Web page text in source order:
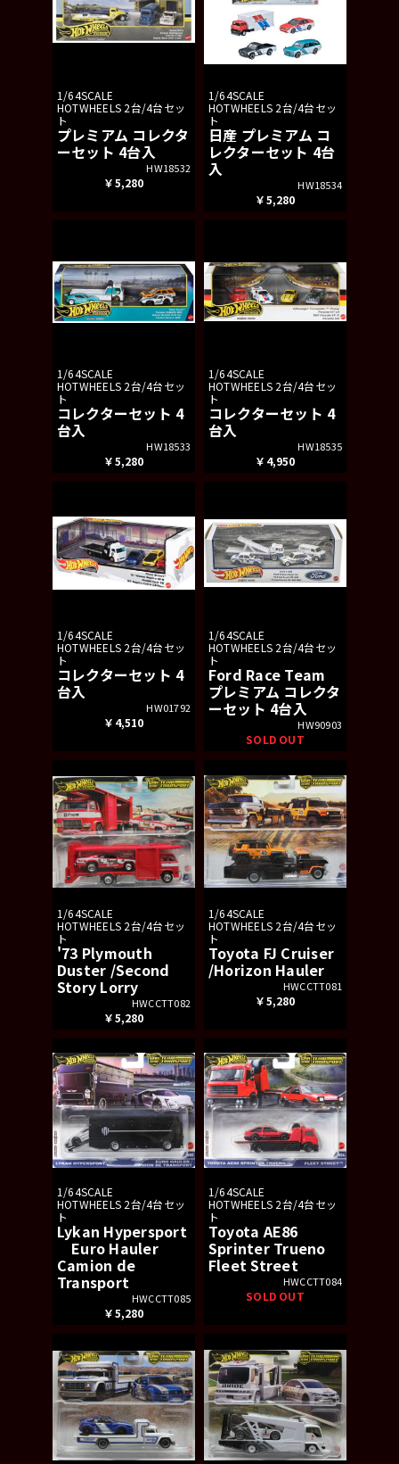
1/64SCALE
HOTWHEELS 2台/4台セッ
ト
プレミアム コレクタ
ーセット 4台入
HW18532
￥5,280
1/64SCALE
HOTWHEELS 2台/4台セッ
ト
日産 プレミアム コ
レクターセット 4台
入
HW18534
￥5,280
1/64SCALE
HOTWHEELS 2台/4台セッ
ト
コレクターセット 4
台入
HW18533
￥5,280
1/64SCALE
HOTWHEELS 2台/4台セッ
ト
コレクターセット 4
台入
HW18535
￥4,950
1/64SCALE
HOTWHEELS 2台/4台セッ
ト
コレクターセット 4
台入
HW01792
￥4,510
1/64SCALE
HOTWHEELS 2台/4台セッ
ト
Ford Race Team
プレミアム コレクタ
ーセット 4台入
HW90903
SOLD OUT
1/64SCALE
HOTWHEELS 2台/4台セッ
ト
'73 Plymouth
Duster /Second
Story Lorry
HWCCTT082
￥5,280
1/64SCALE
HOTWHEELS 2台/4台セッ
ト
Toyota FJ Cruiser
/Horizon Hauler
HWCCTT081
￥5,280
1/64SCALE
HOTWHEELS 2台/4台セッ
ト
Lykan Hypersport
Euro Hauler
Camion de
Transport
HWCCTT085
￥5,280
1/64SCALE
HOTWHEELS 2台/4台セッ
ト
Toyota AE86
Sprinter Trueno
Fleet Street
HWCCTT084
SOLD OUT